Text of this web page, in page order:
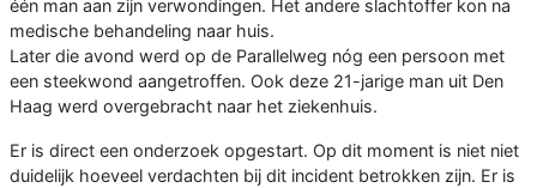
één man aan zijn verwondingen. Het andere slachtoffer kon na
medische behandeling naar huis.
Later die avond werd op de Parallelweg nóg een persoon met
een steekwond aangetroffen. Ook deze 21-jarige man uit Den
Haag werd overgebracht naar het ziekenhuis.
Er is direct een onderzoek opgestart. Op dit moment is niet niet
duidelijk hoeveel verdachten bij dit incident betrokken zijn. Er is